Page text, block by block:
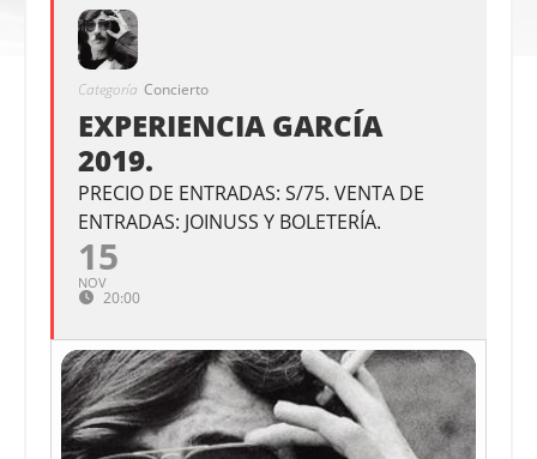
Categoría Concierto
EXPERIENCIA GARCÍA
2019.
PRECIO DE ENTRADAS: S/75. VENTA DE
ENTRADAS: JOINUSS Y BOLETERÍA.
15
NOV
20:00